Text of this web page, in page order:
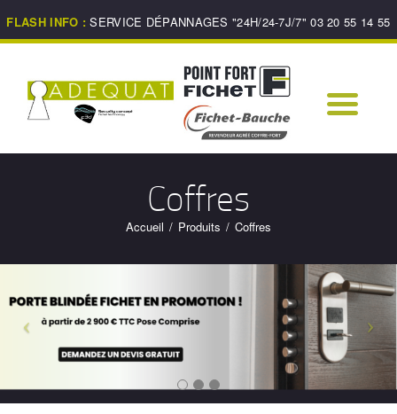
FLASH INFO : SERVICE DÉPANNAGES "24H/24-7J/7" 03 20 55 14 55
Coffres
Accueil Produits Coffres
ACCUEIL
DÉPANNAGE 7J/7,
24H/24
PRÉSENTATION
PRESTATIONS
NORMES DE
SÉCURITÉ
CONTACT